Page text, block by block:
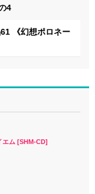
4
《幻想ポロネー
エム [SHM-CD]